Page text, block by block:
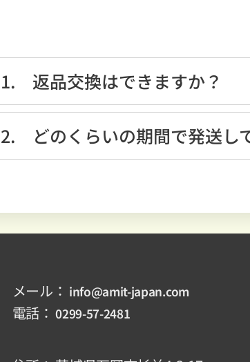
1. 返品交換はできますか？
商品に欠陥がある場合を除き、基本的にご返品
2. どのくらいの期間で発送し
メール： info@amit-japan.com
電話：0299-57-2481